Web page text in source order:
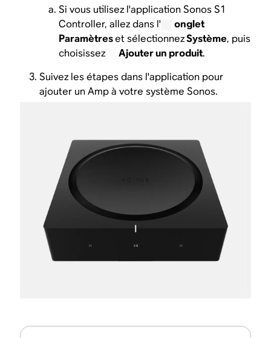
Si vous utilisez l'application Sonos S1
Controller, allez dans l'
onglet
Paramètreset sélectionnezSystème, puis
choisissez
Ajouter un produit.
Suivez les étapes dans l'application pour
ajouter un Amp à votre système Sonos.